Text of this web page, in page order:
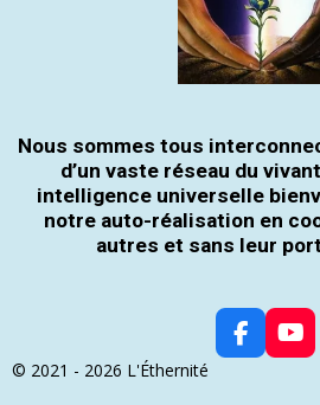
Nous sommes tous
d’un vaste réseau du
intelligence universelle
notre auto-réalisation en
autres et sans leur
F
A
Y
O
© 2021 - 2026 L'Éthernité